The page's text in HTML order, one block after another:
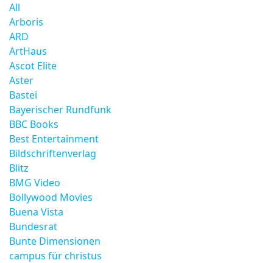
All
Arboris
ARD
ArtHaus
Ascot Elite
Aster
Bastei
Bayerischer Rundfunk
BBC Books
Best Entertainment
Bildschriftenverlag
Blitz
BMG Video
Bollywood Movies
Buena Vista
Bundesrat
Bunte Dimensionen
campus für christus